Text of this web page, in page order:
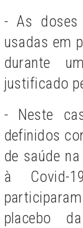
- As doses
usadas em
durante
justificado
- Neste
definidos
de saúde
à Covid-
placebo